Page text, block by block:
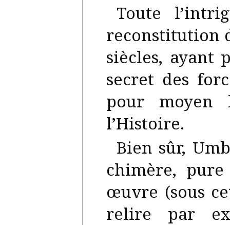
Toute
reconstitution
siècles, ayant
secret des
pour moyen
l’Histoire.
Bien sûr,
chimère,
œuvre (sous
relire par